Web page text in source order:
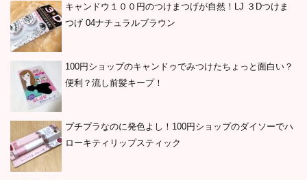
キャンドウ１００円のつけまつげが自然！LJ ３Dつけま
つげ 04ナチュラルブラウン
100円ショップのキャンドゥでみつけたちょっと面白い？
便利？流し前髪キープ！
プチプラなのに発色よし！100円ショップのダイソーでハ
ローキティリップスティック